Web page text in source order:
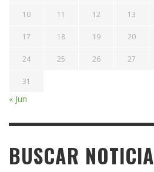
10 11 12 13
17 18 19 20
24 25 26 27
31
« Jun
BUSCAR NOTICIA